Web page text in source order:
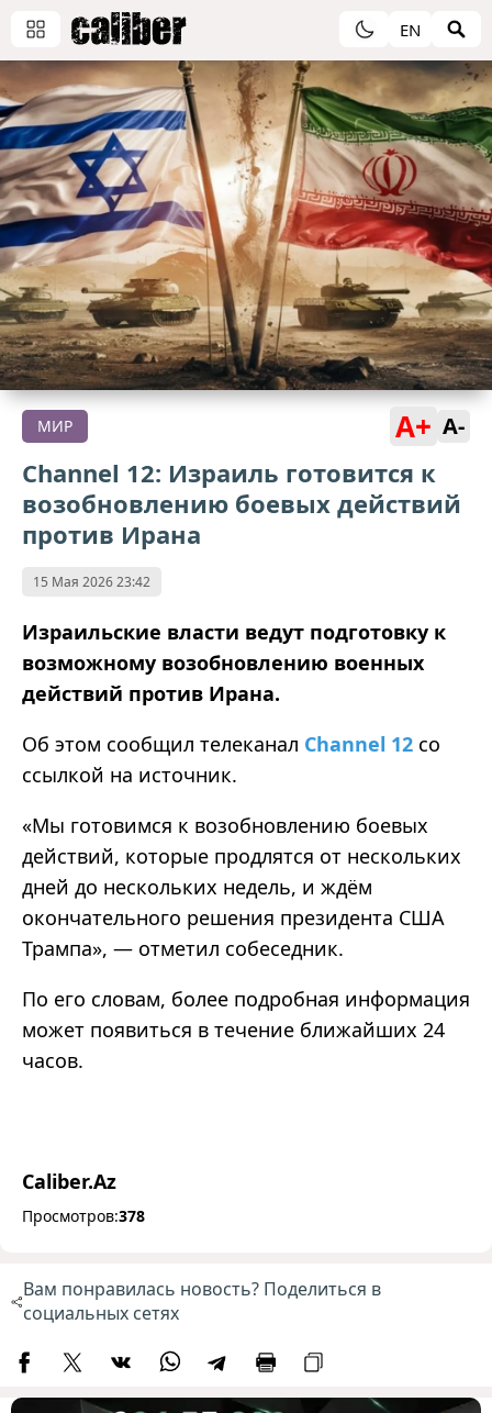
EN
МИР A+ A-
Channel 12: Израиль готовится к
возобновлению боевых действий
против Ирана
15 Мая 2026 23:42
Израильские власти ведут подготовку к
возможному возобновлению военных
действий против Ирана.
Об этом сообщил телеканал Channel 12 со
ссылкой на источник.
«Мы готовимся к возобновлению боевых
действий, которые продлятся от нескольких
дней до нескольких недель, и ждём
окончательного решения президента США
Трампа», — отметил собеседник.
По его словам, более подробная информация
может появиться в течение ближайших 24
часов.
Caliber.Az
Просмотров:378
Вам понравилась новость? Поделиться в
социальных сетях